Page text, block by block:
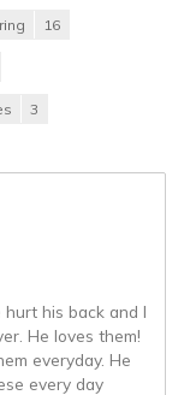
16
3
his back and I
He loves them!
everyday. He
every day